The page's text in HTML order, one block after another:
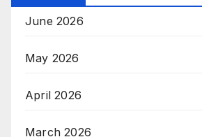
June 2026
May 2026
April 2026
March 2026